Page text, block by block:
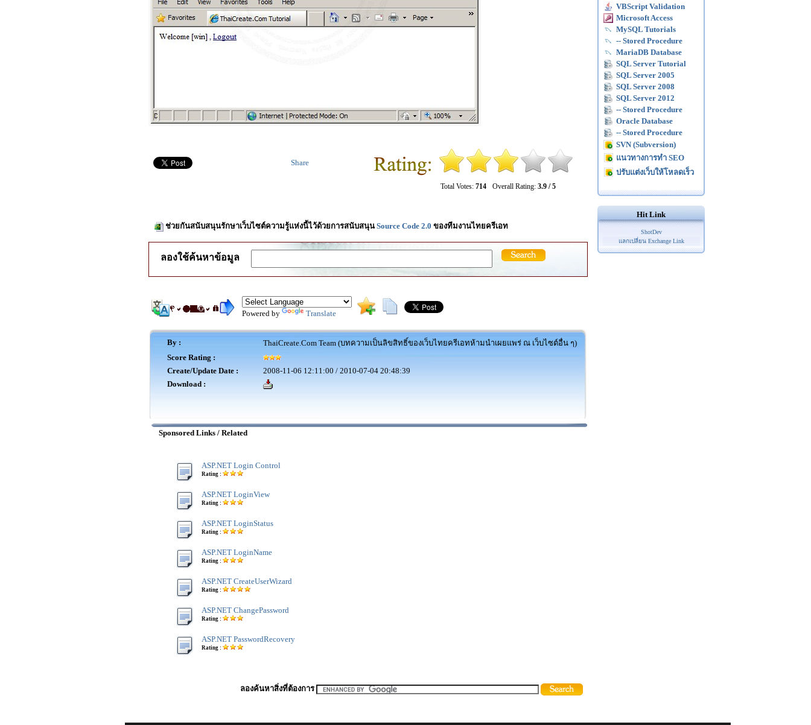
Total Votes: 714 Overall Rating: 3.9 / 5
Share
ช่วยกันสนับสนุนรักษาเว็บไซต์ความรู้แห่งนี้ไว้ด้วยการสนับสนุน Source Code 2.0 ของทีมงานไทยครีเอท
ลองใช้ค้นหาข้อมูล
Powered by Translate
By :
ThaiCreate.Com Team (บทความเป็นลิขสิทธิ์ของเว็บไทยครีเอทห้ามนำเผยแพร่ ณ เว็บไซต์อื่น ๆ)
Score Rating :
Create/Update Date :
2008-11-06 12:11:00 / 2010-07-04 20:48:39
Download :
Sponsored Links / Related
ASP.NET Login Control
Rating :
ASP.NET LoginView
Rating :
ASP.NET LoginStatus
Rating :
ASP.NET LoginName
Rating :
ASP.NET CreateUserWizard
Rating :
ASP.NET ChangePassword
Rating :
ASP.NET PasswordRecovery
Rating :
VBScript Validation
Microsoft Access
MySQL Tutorials
-- Stored Procedure
MariaDB Database
SQL Server Tutorial
SQL Server 2005
SQL Server 2008
SQL Server 2012
-- Stored Procedure
Oracle Database
-- Stored Procedure
SVN (Subversion)
แนวทางการทำ SEO
ปรับแต่งเว็บให้โหลดเร็ว
Hit Link
ShotDev
แลกเปลี่ยน Exchange Link
ลองค้นหาสิ่งที่ต้องการ